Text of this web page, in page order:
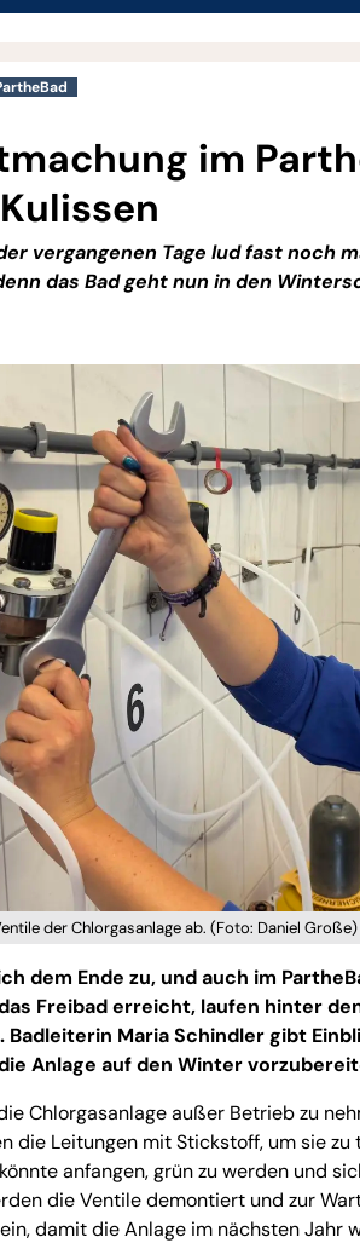
im
vergangenen Tage lud fast noch
das Bad geht nun in den
der Chlorgasanlage ab. (Foto: Daniel Große)
dem Ende zu, und auch im
Freibad erreicht, laufen hinter
Maria Schindler gibt
Anlage auf den Winter
Chlorgasanlage außer Betrieb zu
die Leitungen mit Stickstoff, um sie
anfangen, grün zu werden und
die Ventile demontiert und zur
damit die Anlage im nächsten Jahr